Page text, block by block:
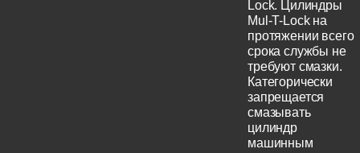
Lock. Цилиндры
Mul-T-Lock на
протяжении всего
срока службы не
требуют смазки.
Категорически
запрещается
смазывать
цилиндр
машинным